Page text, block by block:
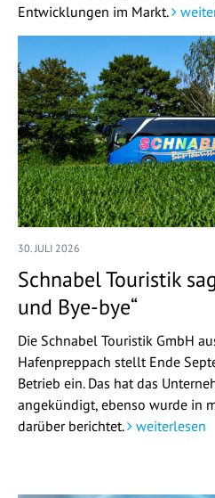
Entwicklungen im Markt.
30. JULI 2026
Schnabel Touristik
und Bye-bye“
Die Schnabel Touristik GmbH
Hafenpreppach stellt Ende
Betrieb ein. Das hat das
angekündigt, ebenso wurde in
darüber berichtet.
weiterlesen